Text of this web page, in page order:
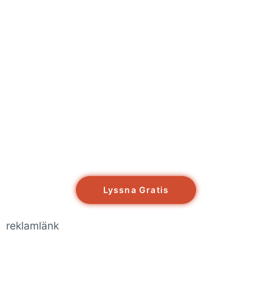
Lyssna Gratis
reklamlänk